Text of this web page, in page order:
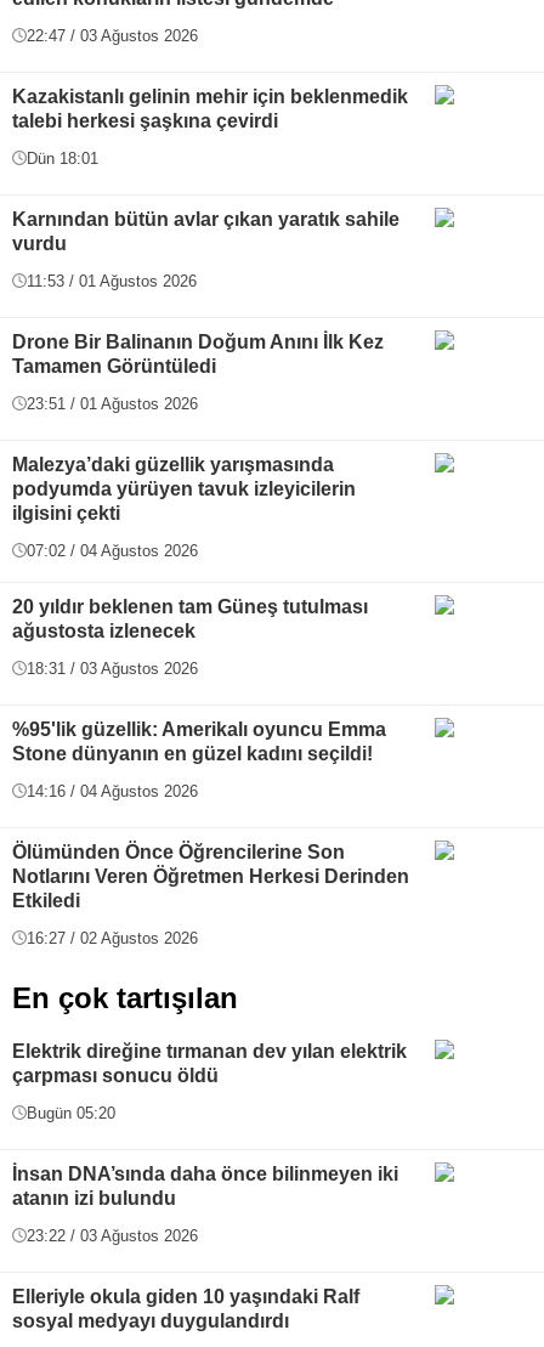
22:47 / 03 Ağustos 2026
Kazakistanlı gelinin mehir için beklenmedik
talebi herkesi şaşkına çevirdi
Dün 18:01
Karnından bütün avlar çıkan yaratık sahile
vurdu
11:53 / 01 Ağustos 2026
Drone Bir Balinanın Doğum Anını İlk Kez
Tamamen Görüntüledi
23:51 / 01 Ağustos 2026
Malezya’daki güzellik yarışmasında
podyumda yürüyen tavuk izleyicilerin
ilgisini çekti
07:02 / 04 Ağustos 2026
20 yıldır beklenen tam Güneş tutulması
ağustosta izlenecek
18:31 / 03 Ağustos 2026
%95'lik güzellik: Amerikalı oyuncu Emma
Stone dünyanın en güzel kadını seçildi!
14:16 / 04 Ağustos 2026
Ölümünden Önce Öğrencilerine Son
Notlarını Veren Öğretmen Herkesi Derinden
Etkiledi
16:27 / 02 Ağustos 2026
En çok tartışılan
Elektrik direğine tırmanan dev yılan elektrik
çarpması sonucu öldü
Bugün 05:20
İnsan DNA’sında daha önce bilinmeyen iki
atanın izi bulundu
23:22 / 03 Ağustos 2026
Elleriyle okula giden 10 yaşındaki Ralf
sosyal medyayı duygulandırdı